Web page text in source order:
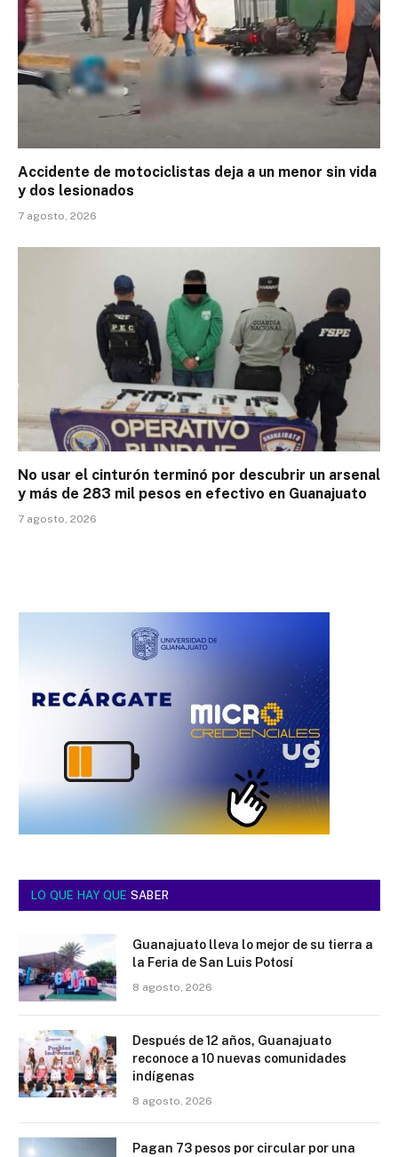
Accidente de motociclistas deja a un menor sin vida
y dos lesionados
7 agosto, 2026
No usar el cinturón terminó por descubrir un arsenal
y más de 283 mil pesos en efectivo en Guanajuato
7 agosto, 2026
LO QUE HAY QUE SABER
Guanajuato lleva lo mejor de su tierra a
la Feria de San Luis Potosí
8 agosto, 2026
Después de 12 años, Guanajuato
reconoce a 10 nuevas comunidades
indígenas
8 agosto, 2026
Pagan 73 pesos por circular por una